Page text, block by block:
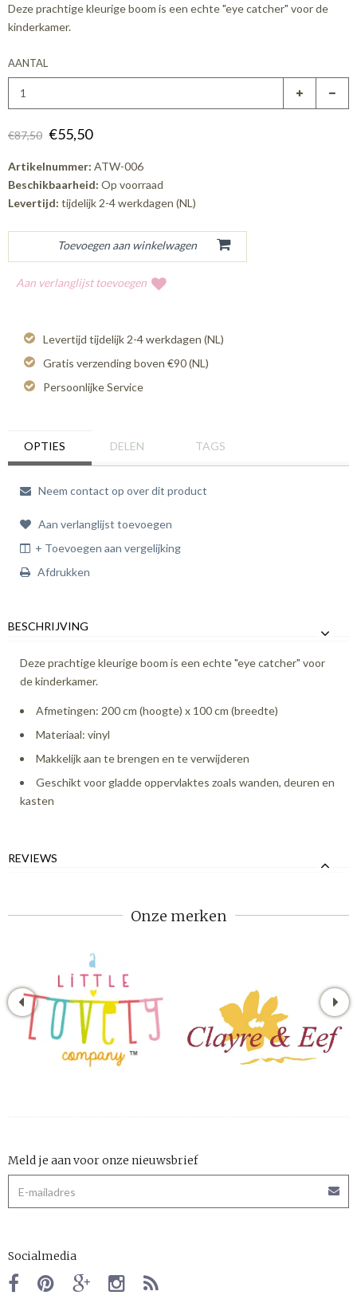
Deze prachtige kleurige boom is een echte "eye catcher" voor de
kinderkamer.
AANTAL
€87,50 €55,50
Artikelnummer: ATW-006
Beschikbaarheid: Op voorraad
Levertijd: tijdelijk 2-4 werkdagen (NL)
Aan verlanglijst toevoegen
Levertijd tijdelijk 2-4 werkdagen (NL)
Gratis verzending boven €90 (NL)
Persoonlijke Service
OPTIES DELEN TAGS
Neem contact op over dit product
Aan verlanglijst toevoegen
+ Toevoegen aan vergelijking
Afdrukken
BESCHRIJVING
Deze prachtige kleurige boom is een echte "eye catcher" voor
de kinderkamer.
Afmetingen: 200 cm (hoogte) x 100 cm (breedte)
Materiaal: vinyl
Makkelijk aan te brengen en te verwijderen
Geschikt voor gladde oppervlaktes zoals wanden, deuren en
kasten
REVIEWS
Onze merken
Meld je aan voor onze nieuwsbrief
Socialmedia